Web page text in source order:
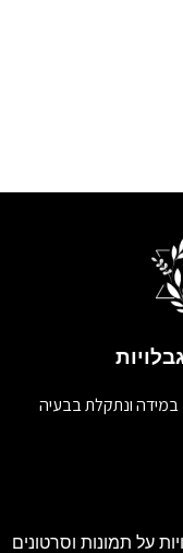
ונתקלת בבעיה
על תמונות וסרטונים